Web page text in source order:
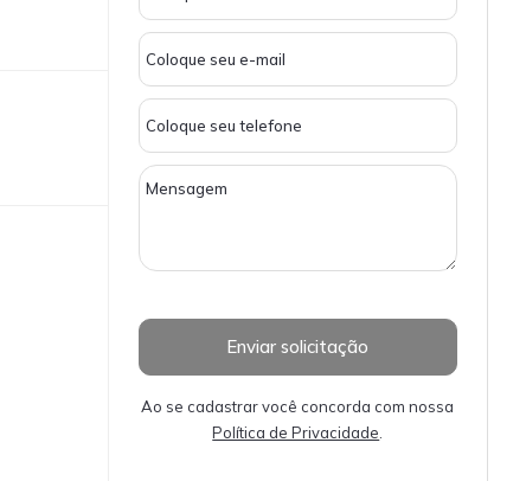
Ao se cadastrar você concorda com nossa
Política de Privacidade